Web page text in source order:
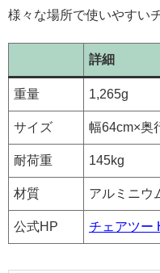
様々な場所で使いやすい
詳細
重量 1,265g
サイズ 幅64cm×奥
耐荷重 145kg
材質 アルミニウ
公式HP チェアツー